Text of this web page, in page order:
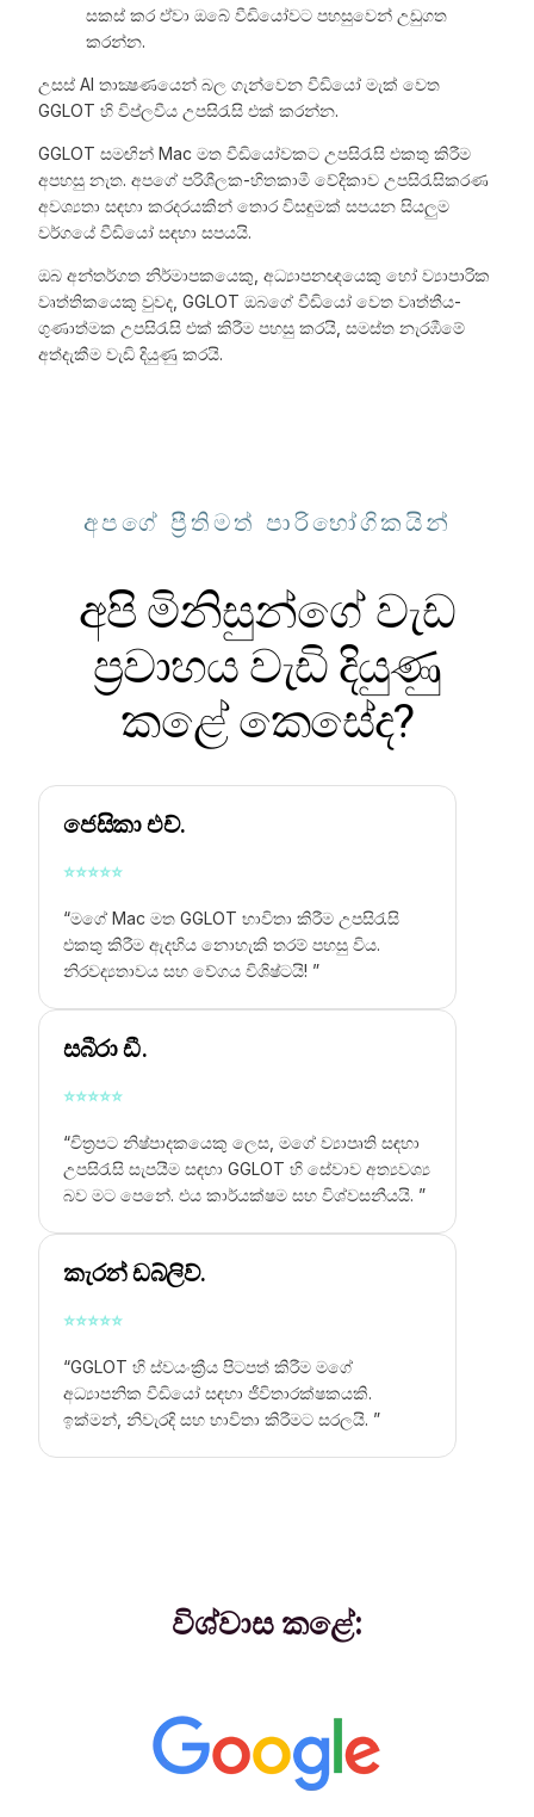
සකස් කර ඒවා ඔබේ වීඩියෝවට පහසුවෙන් උඩුගත
කරන්න.
උසස් AI තාක්‍ෂණයෙන් බල ගැන්වෙන වීඩියෝ මැක් වෙත
GGLOT හි විප්ලවීය උපසිරැසි එක් කරන්න.
GGLOT සමඟින් Mac මත වීඩියෝවකට උපසිරැසි එකතු කිරීම
අපහසු නැත. අපගේ පරිශීලක-හිතකාමී වේදිකාව උපසිරැසිකරණ
අවශ්‍යතා සඳහා කරදරයකින් තොර විසඳුමක් සපයන සියලුම
වර්ගයේ වීඩියෝ සඳහා සපයයි.
ඔබ අන්තර්ගත නිර්මාපකයෙකු, අධ්‍යාපනඥයෙකු හෝ ව්‍යාපාරික
වෘත්තිකයෙකු වුවද, GGLOT ඔබගේ වීඩියෝ වෙත වෘත්තීය-
ගුණාත්මක උපසිරැසි එක් කිරීම පහසු කරයි, සමස්ත නැරඹීමේ
අත්දැකීම වැඩි දියුණු කරයි.
අපගේ ප්‍රීතිමත් පාරිභෝගිකයින්
අපි මිනිසුන්ගේ වැඩ
ප්‍රවාහය වැඩි දියුණු
කළේ කෙසේද?
ජෙසිකා එච්.
⭐⭐⭐⭐⭐
“මගේ Mac මත GGLOT භාවිතා කිරීම උපසිරැසි
එකතු කිරීම ඇදහිය නොහැකි තරම් පහසු විය.
නිරවද්‍යතාවය සහ වේගය විශිෂ්ටයි! ”
සබීරා ඩී.
⭐⭐⭐⭐⭐
“චිත්‍රපට නිෂ්පාදකයෙකු ලෙස, මගේ ව්‍යාපෘති සඳහා
උපසිරැසි සැපයීම සඳහා GGLOT හි සේවාව අත්‍යවශ්‍ය
බව මට පෙනේ. එය කාර්යක්ෂම සහ විශ්වසනීයයි. ”
කැරන් ඩබ්ලිව්.
⭐⭐⭐⭐⭐
“GGLOT හි ස්වයංක්‍රීය පිටපත් කිරීම මගේ
අධ්‍යාපනික වීඩියෝ සඳහා ජීවිතාරක්ෂකයකි.
ඉක්මන්, නිවැරදි සහ භාවිතා කිරීමට සරලයි. ”
විශ්වාස කළේ: